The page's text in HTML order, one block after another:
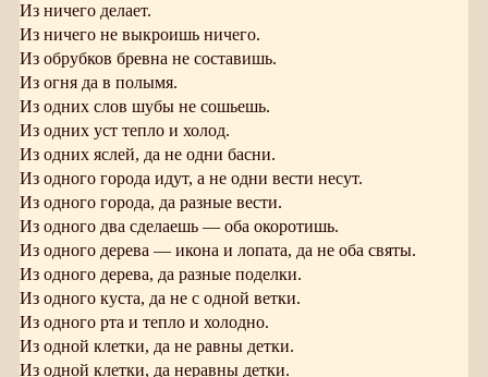
Из ничего делает.
Из ничего не выкроишь ничего.
Из обрубков бревна не составишь.
Из огня да в полымя.
Из одних слов шубы не сошьешь.
Из одних уст тепло и холод.
Из одних яслей, да не одни басни.
Из одного города идут, а не одни вести несут.
Из одного города, да разные вести.
Из одного два сделаешь — оба окоротишь.
Из одного дерева — икона и лопата, да не оба святы.
Из одного дерева, да разные поделки.
Из одного куста, да не с одной ветки.
Из одного рта и тепло и холодно.
Из одной клетки, да не равны детки.
Из одной клетки, да неравны детки.